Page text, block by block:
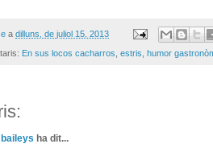
a dilluns, de juliol 15, 2013
En sus locos cacharros estris humor
ha dit...